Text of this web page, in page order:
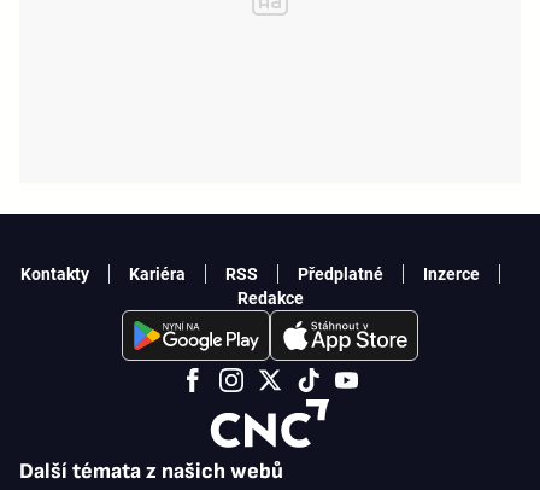
Další témata z našich webů
Kontakty Kariéra RSS Předplatné
Inzerce
Redakce